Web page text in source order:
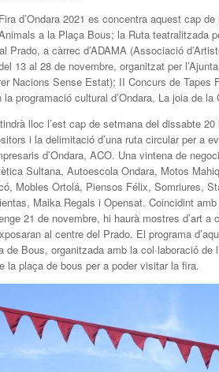
d’Ondara 2021 es concentra aquest cap
a la Plaça Bous; la Ruta teatralitzada
Prado, a càrrec d’ADAMA (Associació
13 al 28 de novembre, organitzat per
Nacions Sense Estat); II Concurs de Tapes
programació cultural d’Ondara, La joia de la
lloc l’est cap de setmana del dissabte
i la delimitació d’una ruta circular per a
d’Ondara, ACO. Una vintena de
Sultana, Autoescola Ondara, Motos
Mobles Ortolá, Piensos Félix, Somriures,
Maika Regals i Opensat. Coincidint
21 de novembre, hi haurà mostres d’art a
al centre del Prado. El programa
Bous, organitzada amb la col·laboració de
la plaça de bous per a poder visitar la fira.